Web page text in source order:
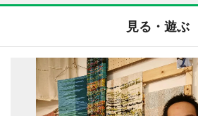
見る・遊ぶ